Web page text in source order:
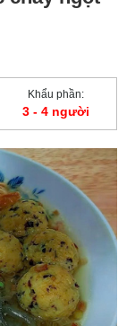
Khẩu phần:
3 - 4 người